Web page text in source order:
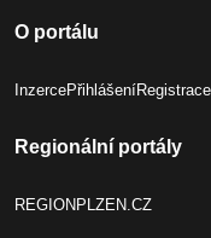
O portálu
InzercePřihlášeníRegistrace
Regionální portály
REGIONPLZEN.CZ